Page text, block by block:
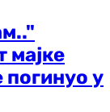
мајке
погинуо у